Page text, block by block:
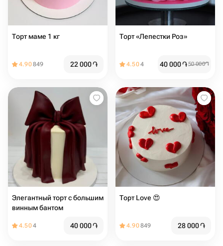
Торт маме 1 кг
4.90849 22 000֏
Торт «Лепестки Роз»
4.504 40 000֏50 000֏
Элегантный торт с большим
винным бантом
4.504 40 000֏
Торт Love 😍
4.90849 28 000֏